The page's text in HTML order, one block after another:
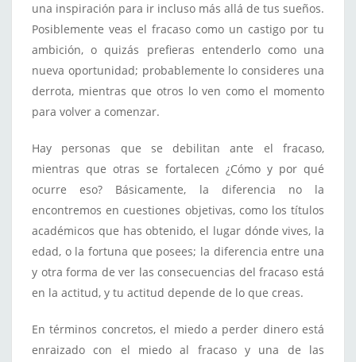
una inspiración para ir incluso más allá de tus sueños.
Posiblemente veas el fracaso como un castigo por tu
ambición, o quizás prefieras entenderlo como una
nueva oportunidad; probablemente lo consideres una
derrota, mientras que otros lo ven como el momento
para volver a comenzar.
Hay personas que se debilitan ante el fracaso,
mientras que otras se fortalecen ¿Cómo y por qué
ocurre eso? Básicamente, la diferencia no la
encontremos en cuestiones objetivas, como los títulos
académicos que has obtenido, el lugar dónde vives, la
edad, o la fortuna que posees; la diferencia entre una
y otra forma de ver las consecuencias del fracaso está
en la actitud, y tu actitud depende de lo que creas.
En términos concretos, el miedo a perder dinero está
enraizado con el miedo al fracaso y una de las